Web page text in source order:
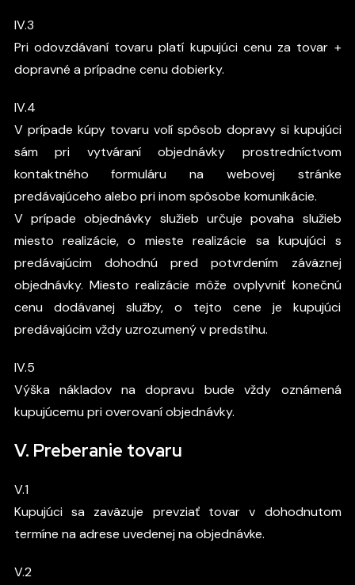
IV.3
Pri odovzdávaní tovaru platí kupujúci cenu za tovar +
dopravné a prípadne cenu dobierky.
IV.4
V prípade kúpy tovaru volí spôsob dopravy si kupujúci
sám pri vytváraní objednávky prostredníctvom
kontaktného formuláru na webovej stránke
predávajúceho alebo pri inom spôsobe komunikácie.
V prípade objednávky služieb určuje povaha služieb
miesto realizácie, o mieste realizácie sa kupujúci s
predávajúcim dohodnú pred potvrdením záväznej
objednávky. Miesto realizácie môže ovplyvniť konečnú
cenu dodávanej služby, o tejto cene je kupujúci
predávajúcim vždy uzrozumený v predstihu.
IV.5
Výška nákladov na dopravu bude vždy oznámená
kupujúcemu pri overovaní objednávky.
V. Preberanie tovaru
V.1
Kupujúci sa zaväzuje prevziať tovar v dohodnutom
termíne na adrese uvedenej na objednávke.
V.2